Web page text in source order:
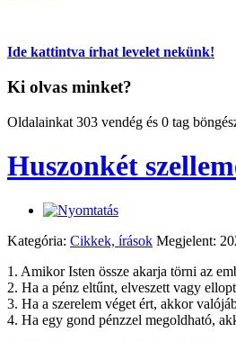
Ide kattintva írhat levelet nekünk!
Ki olvas minket?
Oldalainkat 303 vendég és 0 tag
Huszonkét
Kategória: Cikkek, írások Megjelent:
1. Amikor Isten össze akarja törni az
2. Ha a pénz eltűnt, elveszett vagy
3. Ha a szerelem véget ért, akkor
4. Ha egy gond pénzzel megoldható,